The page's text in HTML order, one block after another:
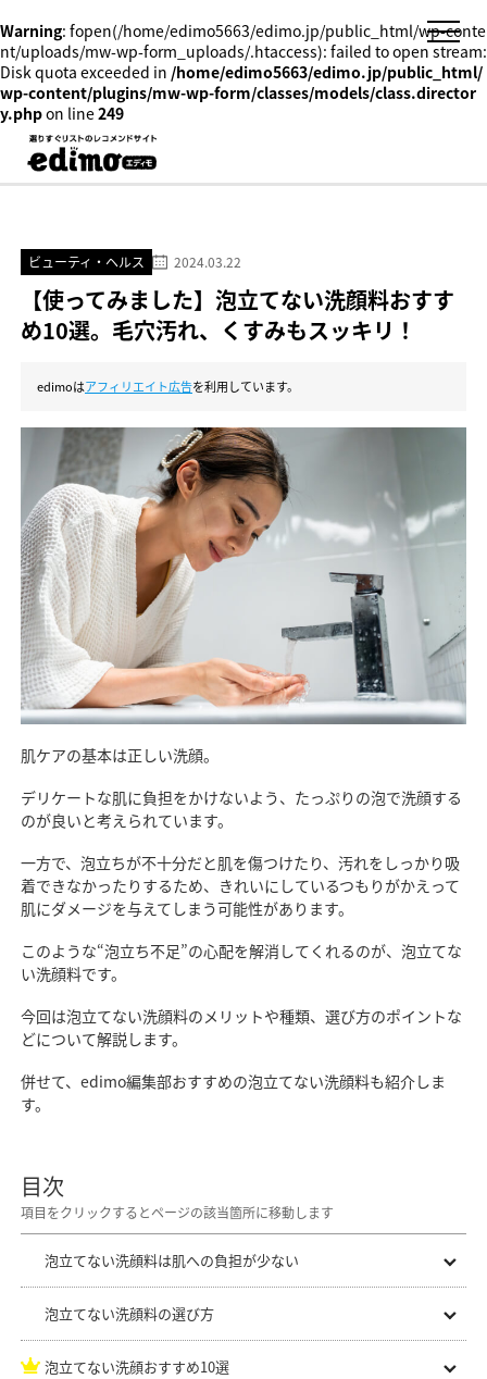
Warning: fopen(/home/edimo5663/edimo.jp/public_html/wp-conte
nt/uploads/mw-wp-form_uploads/.htaccess): failed to open stream:
Disk quota exceeded in /home/edimo5663/edimo.jp/public_html/
wp-content/plugins/mw-wp-form/classes/models/class.director
y.phpon line249
ビューティ・ヘルス 2024.03.22
【使ってみました】泡立てない洗顔料おすす
め10選。毛穴汚れ、くすみもスッキリ！
edimoはアフィリエイト広告を利用しています。
肌ケアの基本は正しい洗顔。
デリケートな肌に負担をかけないよう、たっぷりの泡で洗顔する
のが良いと考えられています。
一方で、泡立ちが不十分だと肌を傷つけたり、汚れをしっかり吸
着できなかったりするため、きれいにしているつもりがかえって
肌にダメージを与えてしまう可能性があります。
このような“泡立ち不足”の心配を解消してくれるのが、泡立てな
い洗顔料です。
今回は泡立てない洗顔料のメリットや種類、選び方のポイントな
どについて解説します。
併せて、edimo編集部おすすめの泡立てない洗顔料も紹介しま
す。
目次
泡立てない洗顔料は肌への負担が少ない
泡立てない洗顔料の選び方
泡立てない洗顔おすすめ10選